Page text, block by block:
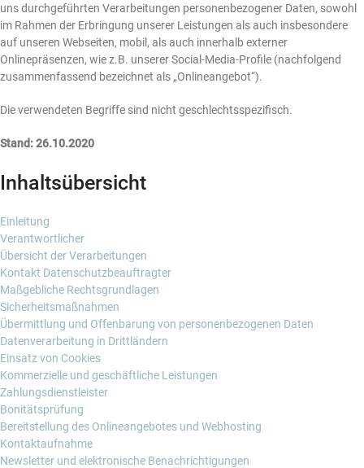
uns durchgeführten Verarbeitungen personenbezogener Daten, sowohl
im Rahmen der Erbringung unserer Leistungen als auch insbesondere
auf unseren Webseiten, mobil, als auch innerhalb externer
Onlinepräsenzen, wie z.B. unserer Social-Media-Profile (nachfolgend
zusammenfassend bezeichnet als „Onlineangebot“).
Die verwendeten Begriffe sind nicht geschlechtsspezifisch.
Stand:26.10.2020
Inhaltsübersicht
Einleitung
Verantwortlicher
Übersicht der Verarbeitungen
Kontakt Datenschutzbeauftragter
Maßgebliche Rechtsgrundlagen
Sicherheitsmaßnahmen
Übermittlung und Offenbarung von personenbezogenen Daten
Datenverarbeitung in Drittländern
Einsatz von Cookies
Kommerzielle und geschäftliche Leistungen
Zahlungsdienstleister
Bonitätsprüfung
Bereitstellung des Onlineangebotes und Webhosting
Kontaktaufnahme
Newsletter und elektronische Benachrichtigungen